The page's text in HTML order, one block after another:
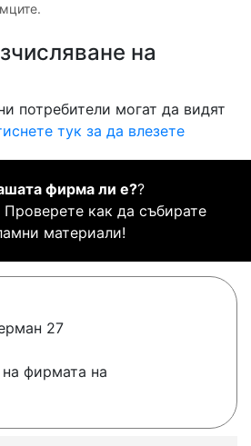
на
потребители могат да видят
тук за да влезете
фирма ли е??
Проверете как да събирате
материали!
27
фирмата на